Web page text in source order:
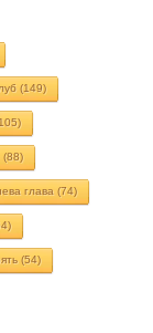
(149)
(88)
глава (74)
(54)